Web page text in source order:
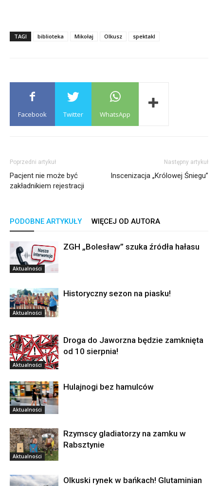
TAGI biblioteka Mikołaj Olkusz spektakl
Facebook Twitter WhatsApp
Poprzedni artykuł
Pacjent nie może być
zakładnikiem rejestracji
Następny artykuł
Inscenizacja „Królowej Śniegu”
PODOBNE ARTYKUŁY WIĘCEJ OD AUTORA
Aktualności
ZGH „Bolesław” szuka źródła hałasu
Aktualności
Historyczny sezon na piasku!
Aktualności
Droga do Jaworzna będzie zamknięta
od 10 sierpnia!
Aktualności
Hulajnogi bez hamulców
Aktualności
Rzymscy gladiatorzy na zamku w
Rabsztynie
Olkuski rynek w bańkach! Glutaminian